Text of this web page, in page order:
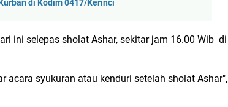
di Kodim 0417/Kerinci
ini selepas sholat Ashar, sekitar jam 16.00 Wib di
acara syukuran atau kenduri setelah sholat Ashar",